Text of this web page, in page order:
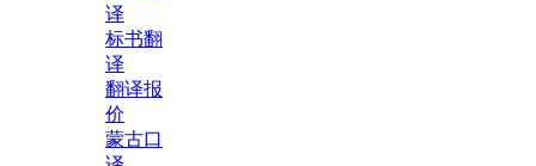
译
标书翻
译
翻译报
价
蒙古口